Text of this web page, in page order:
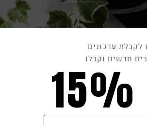
לקבלת עדכונים
חדשים וקבלו
15%